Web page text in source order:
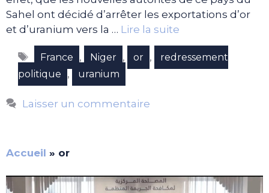
Sahel ont décidé d’arrêter les exportations d’or
et d’uranium vers la … Lire la suite
Étiquettes
France , Niger , or ,
redressement
politique
, uranium
Laisser un commentaire
Accueil » or